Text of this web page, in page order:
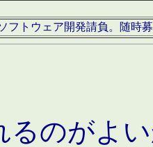
フトウェア開発請負。随時
るのがよ